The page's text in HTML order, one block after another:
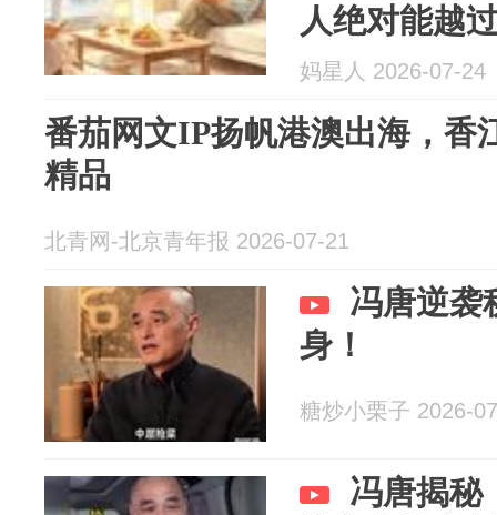
人绝对能越
妈星人 2026-07-24
番茄网文IP扬帆港澳出海，香
精品
北青网-北京青年报 2026-07-21
冯唐逆袭
身！
糖炒小栗子 2026-
冯唐揭秘